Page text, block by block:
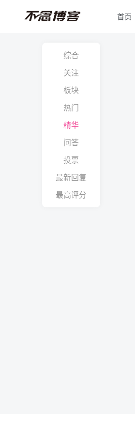
首页
综合
关注
板块
热门
精华
问答
投票
最新回复
最高评分